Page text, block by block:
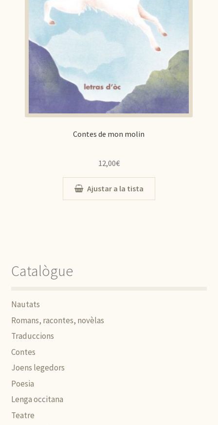
Contes de mon molin
12,00€
Ajustar a la tista
Catalògue
Nautats
Romans, racontes, novèlas
Traduccions
Contes
Joens legedors
Poesia
Lenga occitana
Teatre